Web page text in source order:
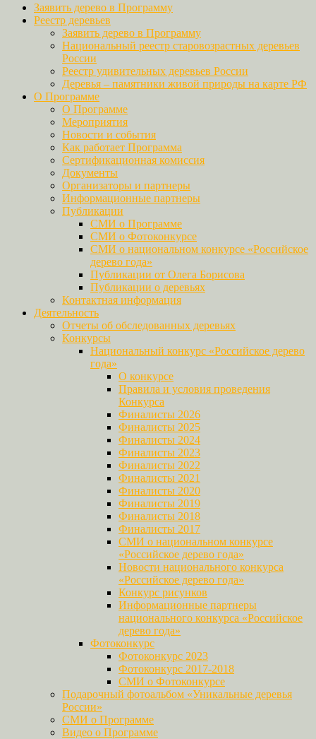
Заявить дерево в Программу
Реестр деревьев
Заявить дерево в Программу
Национальный реестр старовозрастных деревьев
России
Реестр удивительных деревьев России
Деревья – памятники живой природы на карте РФ
О Программе
О Программе
Мероприятия
Новости и события
Как работает Программа
Сертификационная комиссия
Документы
Организаторы и партнеры
Информационные партнеры
Публикации
СМИ о Программе
СМИ о Фотоконкурсе
СМИ о национальном конкурсе «Российское
дерево года»
Публикации от Олега Борисова
Публикации о деревьях
Контактная информация
Деятельность
Отчеты об обследованных деревьях
Конкурсы
Национальный конкурс «Российское дерево
года»
О конкурсе
Правила и условия проведения
Конкурса
Финалисты 2026
Финалисты 2025
Финалисты 2024
Финалисты 2023
Финалисты 2022
Финалисты 2021
Финалисты 2020
Финалисты 2019
Финалисты 2018
Финалисты 2017
СМИ о национальном конкурсе
«Российское дерево года»
Новости национального конкурса
«Российское дерево года»
Конкурс рисунков
Информационные партнеры
национального конкурса «Российское
дерево года»
Фотоконкурс
Фотоконкурс 2023
Фотоконкурс 2017-2018
СМИ о Фотоконкурсе
Подарочный фотоальбом «Уникальные деревья
России»
СМИ о Программе
Видео о Программе